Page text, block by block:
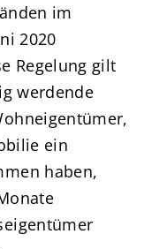
im
2020
Regelung gilt
werdende
ein
haben,